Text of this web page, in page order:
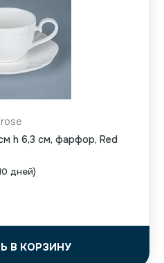
дней)
h 6,3 см, фарфор, Red
В КОРЗИНУ